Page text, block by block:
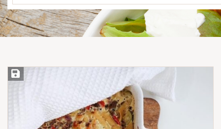
Save Recipe